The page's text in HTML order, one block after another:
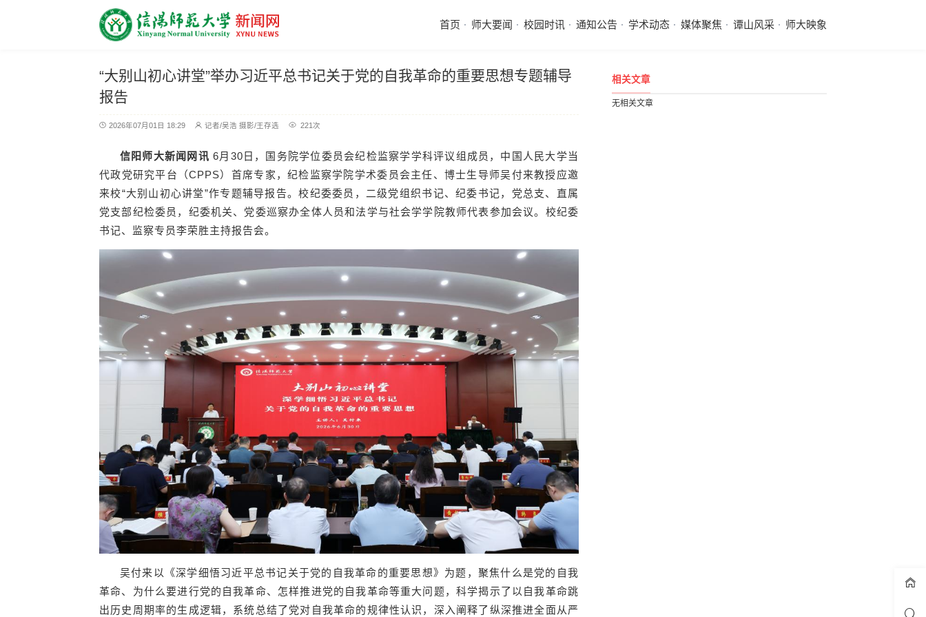
首页 师大要闻 校园时讯 通知公告 学术动态 媒体聚焦 谭山风采 师大映象
“大别山初心讲堂”举办习近平总书记关于党的自我革命的重要思想专题辅导
报告
2026年07月01日 18:29 记者/吴浩 摄影/王存选 221 次
信阳师大新闻网讯 6月30日，国务院学位委员会纪检监察学学科评议组成员，中国人民大学当
代政党研究平台（CPPS）首席专家，纪检监察学院学术委员会主任、博士生导师吴付来教授应邀
来校“大别山初心讲堂”作专题辅导报告。校纪委委员，二级党组织书记、纪委书记，党总支、直属
党支部纪检委员，纪委机关、党委巡察办全体人员和法学与社会学学院教师代表参加会议。校纪委
书记、监察专员李荣胜主持报告会。
吴付来以《深学细悟习近平总书记关于党的自我革命的重要思想》为题，聚焦什么是党的自我
革命、为什么要进行党的自我革命、怎样推进党的自我革命等重大问题，科学揭示了以自我革命跳
出历史周期率的生成逻辑，系统总结了党对自我革命的规律性认识，深入阐释了纵深推进全面从严
相关文章
无相关文章